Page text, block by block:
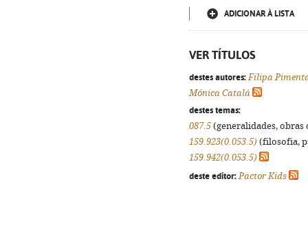
ADICIONAR À LISTA
VER TÍTULOS
destes autores: Filipa
Mónica Catalá
destes temas:
087.5 (generalidades,
159.923(0.053.5) (filosofia,
159.942(0.053.5)
deste editor: Pactor Kids